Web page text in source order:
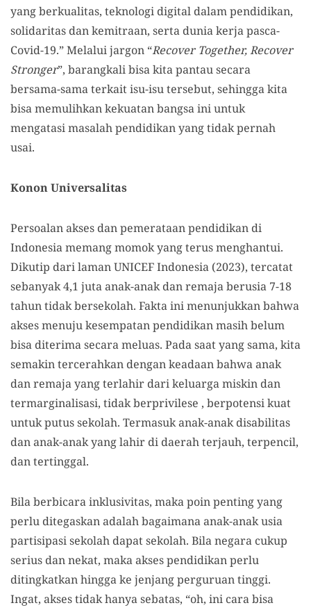
yang berkualitas, teknologi digital dalam pendidikan,
solidaritas dan kemitraan, serta dunia kerja pasca-
Covid-19.” Melalui jargon “Recover Together, Recover
Stronger”, barangkali bisa kita pantau secara
bersama-sama terkait isu-isu tersebut, sehingga kita
bisa memulihkan kekuatan bangsa ini untuk
mengatasi masalah pendidikan yang tidak pernah
usai.
Konon Universalitas
Persoalan akses dan pemerataan pendidikan di
Indonesia memang momok yang terus menghantui.
Dikutip dari laman UNICEF Indonesia (2023), tercatat
sebanyak 4,1 juta anak-anak dan remaja berusia 7-18
tahun tidak bersekolah. Fakta ini menunjukkan bahwa
akses menuju kesempatan pendidikan masih belum
bisa diterima secara meluas. Pada saat yang sama, kita
semakin tercerahkan dengan keadaan bahwa anak
dan remaja yang terlahir dari keluarga miskin dan
termarginalisasi, tidak berprivilese , berpotensi kuat
untuk putus sekolah. Termasuk anak-anak disabilitas
dan anak-anak yang lahir di daerah terjauh, terpencil,
dan tertinggal.
Bila berbicara inklusivitas, maka poin penting yang
perlu ditegaskan adalah bagaimana anak-anak usia
partisipasi sekolah dapat sekolah. Bila negara cukup
serius dan nekat, maka akses pendidikan perlu
ditingkatkan hingga ke jenjang perguruan tinggi.
Ingat, akses tidak hanya sebatas, “oh, ini cara bisa